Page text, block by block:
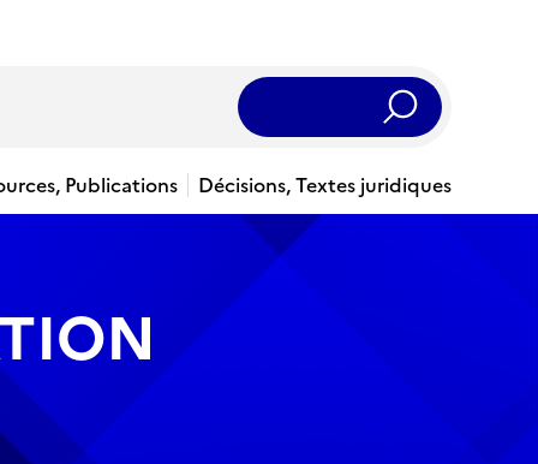
Rechercher
Publications
Décisions, Textes juridiques